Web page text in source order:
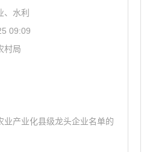
、水利
09:09
村局
业产业化县级龙头企业名单的